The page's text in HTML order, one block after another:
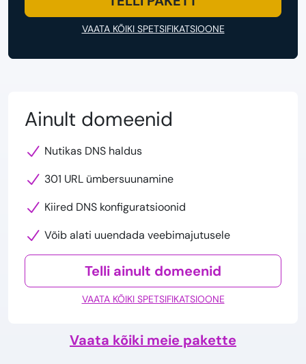
VAATA KÕIKI SPETSIFIKATSIOONE
Ainult domeenid
Nutikas DNS haldus
301 URL ümbersuunamine
Kiired DNS konfiguratsioonid
Võib alati uuendada veebimajutusele
Telli ainult domeenid
VAATA KÕIKI SPETSIFIKATSIOONE
Vaata kõiki meie pakette